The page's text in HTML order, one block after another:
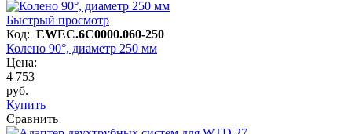
Быстрый просмотр
Код: EWEC.6C0000.060-250
Колено 90°, диаметр 250 мм
Цена:
4 753
руб.
Купить
Сравнить